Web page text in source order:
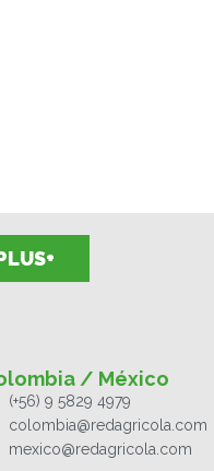
/ México
(+56) 9 5829 4979
colombia@redagricola.com
mexico@redagricola.com